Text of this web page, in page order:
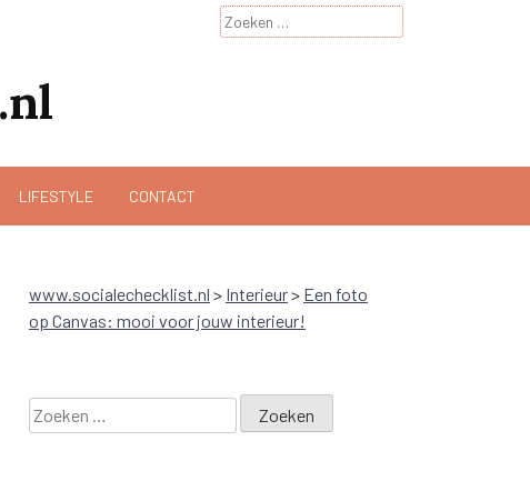
Zoeken
naar:
LIFESTYLE CONTACT
www.socialechecklist.nl > Interieur> Een foto
op Canvas: mooi voor jouw interieur!
Zoeken
naar: